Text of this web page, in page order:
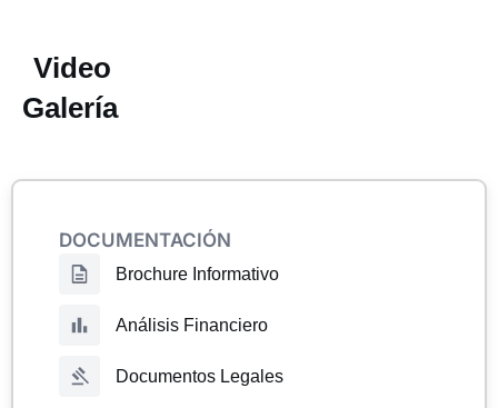
Video
Galería
DOCUMENTACIÓN
Brochure Informativo
Análisis Financiero
Documentos Legales